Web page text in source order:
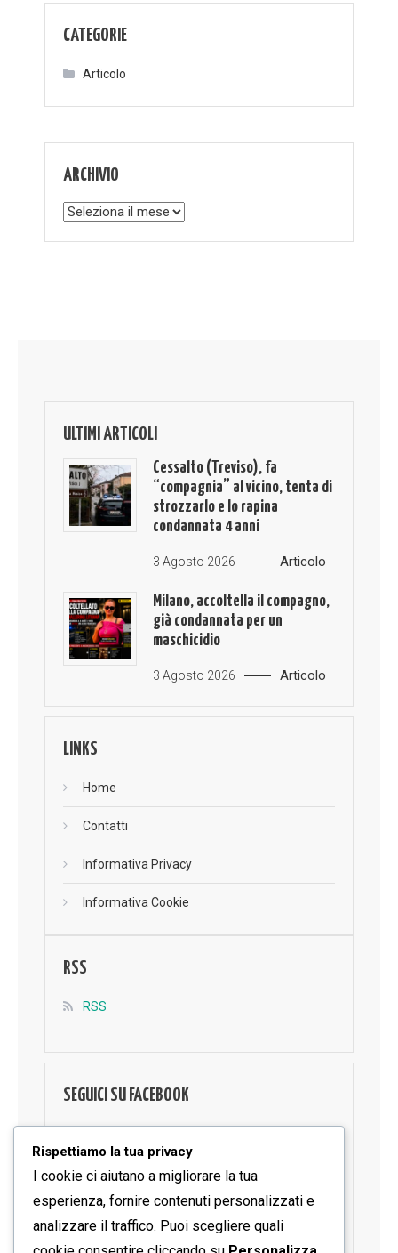
CATEGORIE
Articolo
ARCHIVIO
Archivio
ULTIMI ARTICOLI
Cessalto (Treviso), fa
“compagnia” al vicino, tenta di
strozzarlo e lo rapina
condannata 4 anni
3 Agosto 2026 Articolo
Milano, accoltella il compagno,
già condannata per un
maschicidio
3 Agosto 2026 Articolo
LINKS
Home
Contatti
Informativa Privacy
Informativa Cookie
RSS
RSS
SEGUICI SU FACEBOOK
Rispettiamo la tua privacy
I cookie ci aiutano a migliorare la tua
esperienza, fornire contenuti personalizzati e
analizzare il traffico. Puoi scegliere quali